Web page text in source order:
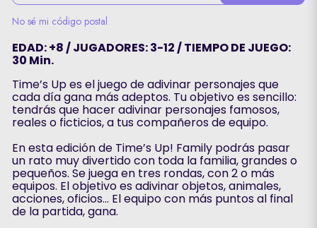
No sé mi código postal
EDAD: +8 / JUGADORES: 3-12 / TIEMPO DE JUEGO:
30 Min.
Time’s Up es el juego de adivinar personajes que
cada día gana más adeptos. Tu objetivo es sencillo:
tendrás que hacer adivinar personajes famosos,
reales o ficticios, a tus compañeros de equipo.
En esta edición de Time’s Up! Family podrás pasar
un rato muy divertido con toda la familia, grandes o
pequeños. Se juega en tres rondas, con 2 o más
equipos. El objetivo es adivinar objetos, animales,
acciones, oficios… El equipo con más puntos al final
de la partida, gana.